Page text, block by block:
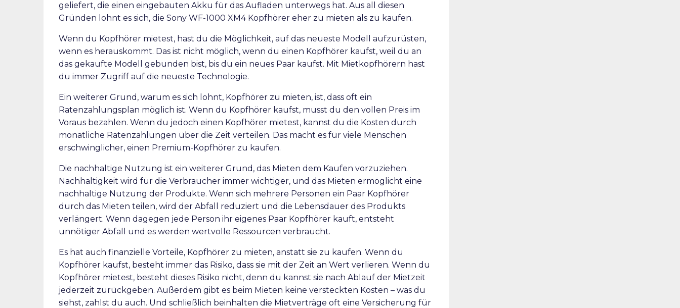
geliefert, die einen eingebauten Akku für das Aufladen unterwegs hat. Aus all diesen
Gründen lohnt es sich, die Sony WF-1000 XM4 Kopfhörer eher zu mieten als zu kaufen.
Wenn du Kopfhörer mietest, hast du die Möglichkeit, auf das neueste Modell aufzurüsten,
wenn es herauskommt. Das ist nicht möglich, wenn du einen Kopfhörer kaufst, weil du an
das gekaufte Modell gebunden bist, bis du ein neues Paar kaufst. Mit Mietkopfhörern hast
du immer Zugriff auf die neueste Technologie.
Ein weiterer Grund, warum es sich lohnt, Kopfhörer zu mieten, ist, dass oft ein
Ratenzahlungsplan möglich ist. Wenn du Kopfhörer kaufst, musst du den vollen Preis im
Voraus bezahlen. Wenn du jedoch einen Kopfhörer mietest, kannst du die Kosten durch
monatliche Ratenzahlungen über die Zeit verteilen. Das macht es für viele Menschen
erschwinglicher, einen Premium-Kopfhörer zu kaufen.
Die nachhaltige Nutzung ist ein weiterer Grund, das Mieten dem Kaufen vorzuziehen.
Nachhaltigkeit wird für die Verbraucher immer wichtiger, und das Mieten ermöglicht eine
nachhaltige Nutzung der Produkte. Wenn sich mehrere Personen ein Paar Kopfhörer
durch das Mieten teilen, wird der Abfall reduziert und die Lebensdauer des Produkts
verlängert. Wenn dagegen jede Person ihr eigenes Paar Kopfhörer kauft, entsteht
unnötiger Abfall und es werden wertvolle Ressourcen verbraucht.
Es hat auch finanzielle Vorteile, Kopfhörer zu mieten, anstatt sie zu kaufen. Wenn du
Kopfhörer kaufst, besteht immer das Risiko, dass sie mit der Zeit an Wert verlieren. Wenn du
Kopfhörer mietest, besteht dieses Risiko nicht, denn du kannst sie nach Ablauf der Mietzeit
jederzeit zurückgeben. Außerdem gibt es beim Mieten keine versteckten Kosten – was du
siehst, zahlst du auch. Und schließlich beinhalten die Mietverträge oft eine Versicherung für